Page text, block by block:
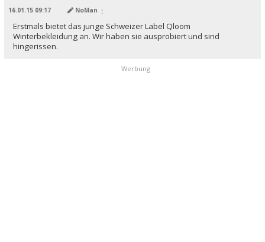
16.01.15 09:17 NoMan
Erstmals bietet das junge Schweizer Label Qloom
Winterbekleidung an. Wir haben sie ausprobiert und sind
hingerissen.
Werbung